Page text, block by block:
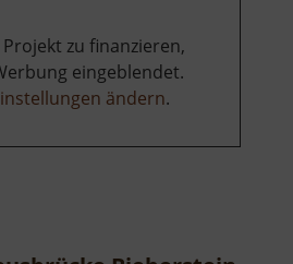
zu finanzieren,
eingeblendet.
ändern.